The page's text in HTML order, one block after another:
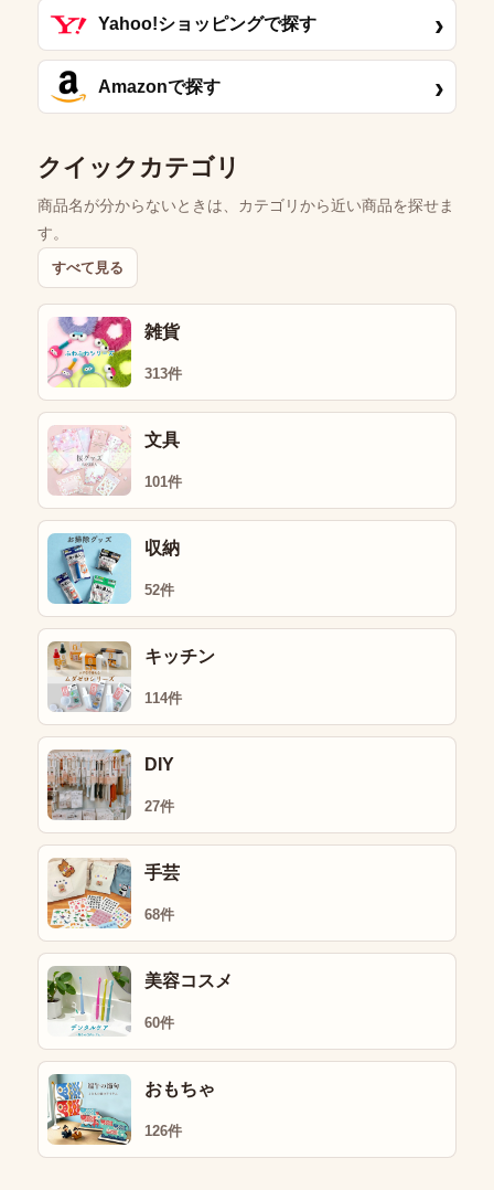
Yahoo!ショッピングで探す ›
Amazonで探す ›
クイックカテゴリ
商品名が分からないときは、カテゴリから近い商品を探せま
す。
すべて見る
雑貨
313件
文具
101件
収納
52件
キッチン
114件
DIY
27件
手芸
68件
美容コスメ
60件
おもちゃ
126件